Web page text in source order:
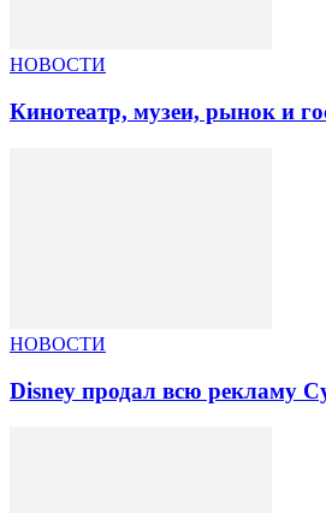
НОВОСТИ
Кинотеатр, музеи, рынок и
НОВОСТИ
Disney продал всю рекламу